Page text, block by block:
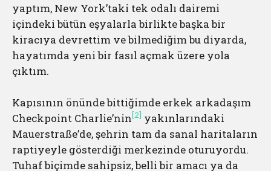
yaptım, New York’taki tek odalı dairemi
içindeki bütün eşyalarla birlikte başka bir
kiracıya devrettim ve bilmediğim bu diyarda,
hayatımda yeni bir fasıl açmak üzere yola
çıktım.
Kapısının önünde bittiğimde erkek arkadaşım
Checkpoint Charlie’nin[2] yakınlarındaki
Mauerstraße’de, şehrin tam da sanal haritaların
raptiyeyle gösterdiği merkezinde oturuyordu.
Tuhaf biçimde sahipsiz, belli bir amacı ya da